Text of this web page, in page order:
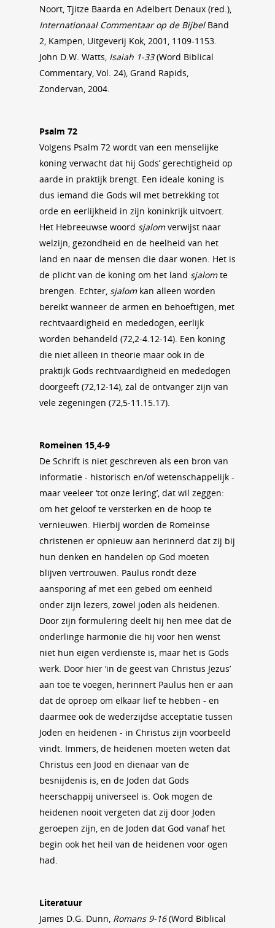
Noort, Tjitze Baarda en Adelbert Denaux (red.),
Internationaal Commentaar op de BijbelBand
2, Kampen, Uitgeverij Kok, 2001, 1109-1153.
John D.W. Watts, Isaiah 1-33(Word Biblical
Commentary, Vol. 24), Grand Rapids,
Zondervan, 2004.
Psalm 72
Volgens Psalm 72 wordt van een menselijke
koning verwacht dat hij Gods’ gerechtigheid op
aarde in praktijk brengt. Een ideale koning is
dus iemand die Gods wil met betrekking tot
orde en eerlijkheid in zijn koninkrijk uitvoert.
Het Hebreeuwse woord sjalomverwijst naar
welzijn, gezondheid en de heelheid van het
land en naar de mensen die daar wonen. Het is
de plicht van de koning om het land sjalomte
brengen. Echter, sjalomkan alleen worden
bereikt wanneer de armen en behoeftigen, met
rechtvaardigheid en mededogen, eerlijk
worden behandeld (72,2-4.12-14). Een koning
die niet alleen in theorie maar ook in de
praktijk Gods rechtvaardigheid en mededogen
doorgeeft (72,12-14), zal de ontvanger zijn van
vele zegeningen (72,5-11.15.17).
Romeinen 15,4-9
De Schrift is niet geschreven als een bron van
informatie - historisch en/of wetenschappelijk -
maar veeleer ‘tot onze lering’, dat wil zeggen:
om het geloof te versterken en de hoop te
vernieuwen. Hierbij worden de Romeinse
christenen er opnieuw aan herinnerd dat zij bij
hun denken en handelen op God moeten
blijven vertrouwen. Paulus rondt deze
aansporing af met een gebed om eenheid
onder zijn lezers, zowel joden als heidenen.
Door zijn formulering deelt hij hen mee dat de
onderlinge harmonie die hij voor hen wenst
niet hun eigen verdienste is, maar het is Gods
werk. Door hier ‘in de geest van Christus Jezus’
aan toe te voegen, herinnert Paulus hen er aan
dat de oproep om elkaar lief te hebben - en
daarmee ook de wederzijdse acceptatie tussen
Joden en heidenen - in Christus zijn voorbeeld
vindt. Immers, de heidenen moeten weten dat
Christus een Jood en dienaar van de
besnijdenis is, en de Joden dat Gods
heerschappij universeel is. Ook mogen de
heidenen nooit vergeten dat zij door Joden
geroepen zijn, en de Joden dat God vanaf het
begin ook het heil van de heidenen voor ogen
had.
Literatuur
James D.G. Dunn, Romans 9-16(Word Biblical